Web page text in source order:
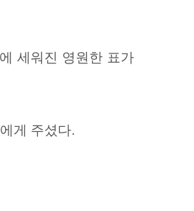
세워진 영원한 표가
게 주셨다.